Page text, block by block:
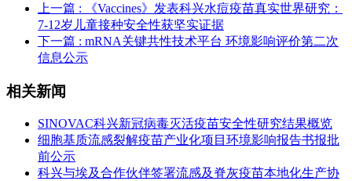
上一篇 : 《Vaccines》发表科兴水痘疫苗真实世界研究：
7-12岁儿童接种安全性获坚实证据
下一篇 : mRNA关键共性技术平台 环境影响评价第二次
信息公示
相关新闻
SINOVAC科兴新冠病毒灭活疫苗安全性研究结果概览
细胞基质流感裂解疫苗产业化项目环境影响报告书报批
前公示
科兴与埃及合作伙伴签署流感及脊灰疫苗本地化生产协